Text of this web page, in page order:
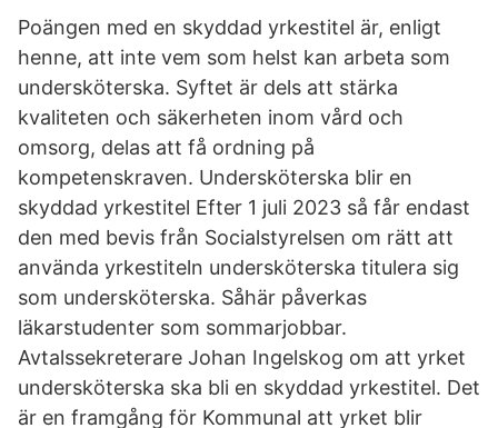
Poängen med en skyddad yrkestitel är, enligt
henne, att inte vem som helst kan arbeta som
undersköterska. Syftet är dels att stärka
kvaliteten och säkerheten inom vård och
omsorg, delas att få ordning på
kompetenskraven. Undersköterska blir en
skyddad yrkestitel Efter 1 juli 2023 så får endast
den med bevis från Socialstyrelsen om rätt att
använda yrkestiteln undersköterska titulera sig
som undersköterska. Såhär påverkas
läkarstudenter som sommarjobbar.
Avtalssekreterare Johan Ingelskog om att yrket
undersköterska ska bli en skyddad yrkestitel. Det
är en framgång för Kommunal att yrket blir